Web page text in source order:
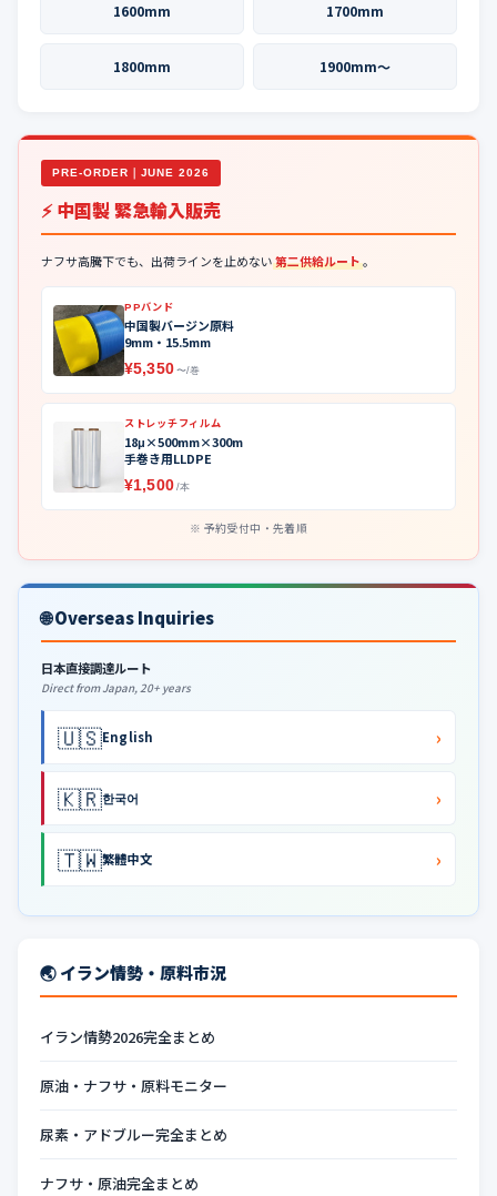
1600mm 1700mm
1800mm 1900mm〜
PRE-ORDER｜JUNE 2026
⚡ 中国製 緊急輸入販売
ナフサ高騰下でも、出荷ラインを止めない第二供給ルート。
PPバンド
中国製バージン原料
9mm・15.5mm
¥5,350 〜/巻
ストレッチフィルム
18μ×500mm×300m
手巻き用LLDPE
¥1,500 /本
予約受付中・先着順
🌐 Overseas Inquiries
日本直接調達ルート
Direct from Japan, 20+ years
🇺🇸English ›
🇰🇷한국어 ›
🇹🇼繁體中文 ›
🌏 イラン情勢・原料市況
イラン情勢2026完全まとめ
原油・ナフサ・原料モニター
尿素・アドブルー完全まとめ
ナフサ・原油完全まとめ